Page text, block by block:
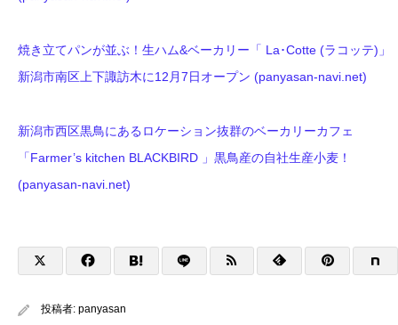
焼き立てパンが並ぶ！生ハム&ベーカリー「 La･Cotte (ラコッテ)」
新潟市南区上下諏訪木に12月7日オープン (panyasan-navi.net)
新潟市西区黒鳥にあるロケーション抜群のベーカリーカフェ
「Farmer’s kitchen BLACKBIRD 」黒鳥産の自社生産小麦！
(panyasan-navi.net)
投稿者: panyasan